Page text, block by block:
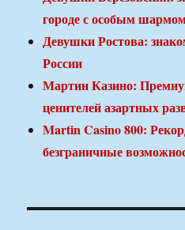
городе с особым
Девушки Ростова:
России
Мартин Казино:
ценителей азартных
Martin Casino 800:
безграничные